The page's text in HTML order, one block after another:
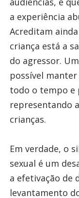
a experiência
Acreditam
criança está a
do agressor.
possível
todo o tempo e
representando
crianças.
Em verdade, o
sexual é um
a efetivação de
levantamento